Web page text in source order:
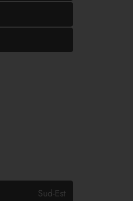
Sud-Est